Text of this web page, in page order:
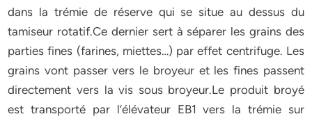
dans la trémie de réserve qui se situe au dessus du
tamiseur rotatif.Ce dernier sert à séparer les grains des
parties fines (farines, miettes…) par effet centrifuge. Les
grains vont passer vers le broyeur et les fines passent
directement vers la vis sous broyeur.Le produit broyé
est transporté par l’élévateur EB1 vers la trémie sur